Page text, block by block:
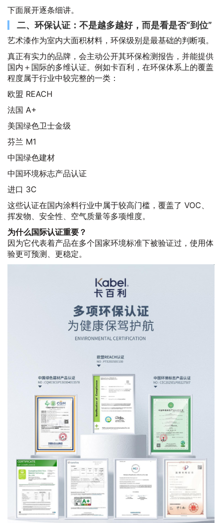
下面展开逐条细讲。
二、环保认证：不是越多越好，而是看是否“到位”
艺术漆作为室内大面积材料，环保级别是最基础的判断项。
真正有实力的品牌，会主动公开其环保检测报告，并能提供
国内＋国际的多维认证。例如卡百利，在环保体系上的覆盖
程度属于行业中较完整的一类：
欧盟 REACH
法国 A+
美国绿色卫士金级
芬兰 M1
中国绿色建材
中国环境标志产品认证
进口 3C
这些认证在国内涂料行业中属于较高门槛，覆盖了 VOC、
挥发物、安全性、空气质量等多项维度。
为什么国际认证重要？
因为它代表着产品在多个国家环境标准下被验证过，使用体
验更可预测、更稳定。